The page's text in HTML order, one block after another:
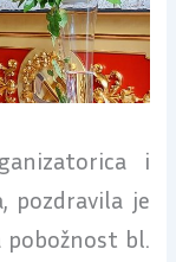
i
pozdravila je
bl.